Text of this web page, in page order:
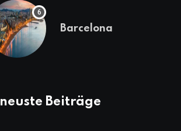
Barcelona
neuste Beiträge